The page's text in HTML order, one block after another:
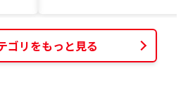
ゴリをもっと見る